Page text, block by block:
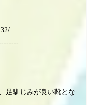
足馴じみが良い靴とな